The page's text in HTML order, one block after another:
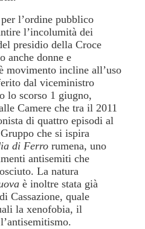
l’ordine pubblico
l’incolumità dei
presidio della Croce
anche donne e
movimento incline all’uso
dal viceministro
lo scorso 1 giugno,
Camere che tra il 2011
di quattro episodi al
che si ispira
di Ferrorumena, uno
antisemiti che
La natura
è inoltre stata già
Cassazione, quale
la xenofobia, il